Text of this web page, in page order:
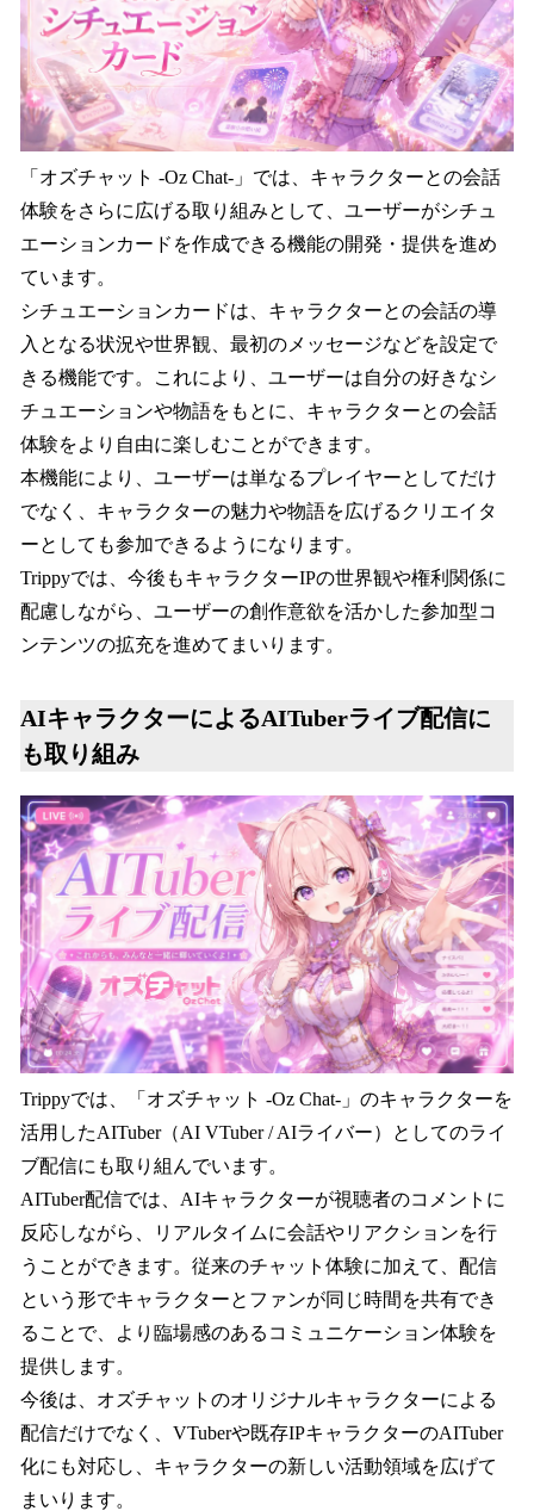
「オズチャット -Oz Chat-」では、キャラクターとの会話
体験をさらに広げる取り組みとして、ユーザーがシチュ
エーションカードを作成できる機能の開発・提供を進め
ています。
シチュエーションカードは、キャラクターとの会話の導
入となる状況や世界観、最初のメッセージなどを設定で
きる機能です。これにより、ユーザーは自分の好きなシ
チュエーションや物語をもとに、キャラクターとの会話
体験をより自由に楽しむことができます。
本機能により、ユーザーは単なるプレイヤーとしてだけ
でなく、キャラクターの魅力や物語を広げるクリエイタ
ーとしても参加できるようになります。
Trippyでは、今後もキャラクターIPの世界観や権利関係に
配慮しながら、ユーザーの創作意欲を活かした参加型コ
ンテンツの拡充を進めてまいります。
AIキャラクターによるAITuberライブ配信に
も取り組み
Trippyでは、「オズチャット -Oz Chat-」のキャラクターを
活用したAITuber（AI VTuber / AIライバー）としてのライ
ブ配信にも取り組んでいます。
AITuber配信では、AIキャラクターが視聴者のコメントに
反応しながら、リアルタイムに会話やリアクションを行
うことができます。従来のチャット体験に加えて、配信
という形でキャラクターとファンが同じ時間を共有でき
ることで、より臨場感のあるコミュニケーション体験を
提供します。
今後は、オズチャットのオリジナルキャラクターによる
配信だけでなく、VTuberや既存IPキャラクターのAITuber
化にも対応し、キャラクターの新しい活動領域を広げて
まいります。